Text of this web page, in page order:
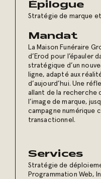
Épilogue
Stratégie de marque
Mandat
La Maison Funéraire
d’Erod pour l’épauler
stratégique d’un
ligne, adapté aux
d’aujourd’hui. Une
allant de la recherche
l’image de marque,
campagne numérique
transactionnel.
Services
Stratégie de
Programmation Web,